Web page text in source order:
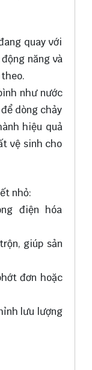
quay với
năng và
như nước
dòng chảy
hiệu quả
vệ sinh cho
nhỏ:
điện hóa
giúp sản
đơn hoặc
lưu lượng